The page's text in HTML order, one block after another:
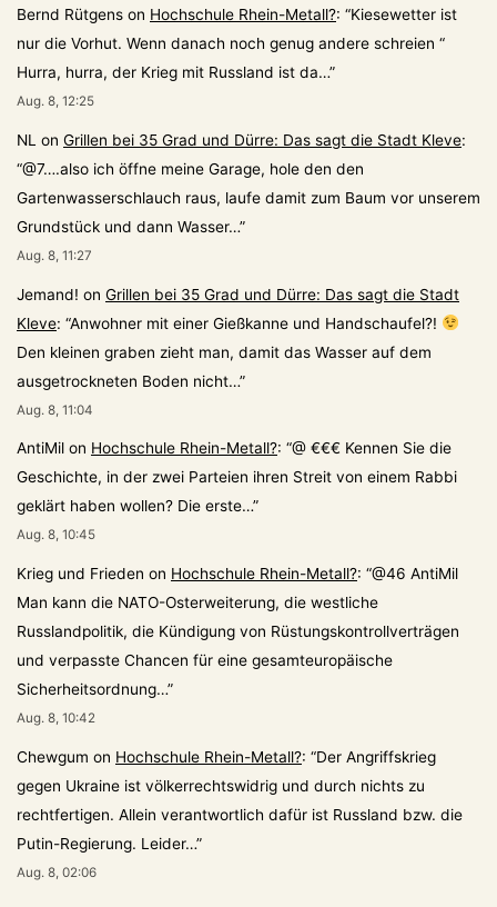
Bernd Rütgens on Hochschule Rhein-Metall?: “Kiesewetter ist
nur die Vorhut. Wenn danach noch genug andere schreien “
Hurra, hurra, der Krieg mit Russland ist da…”
Aug. 8, 12:25
NL on Grillen bei 35 Grad und Dürre: Das sagt die Stadt Kleve:
“@7….also ich öffne meine Garage, hole den den
Gartenwasserschlauch raus, laufe damit zum Baum vor unserem
Grundstück und dann Wasser…”
Aug. 8, 11:27
Jemand! on Grillen bei 35 Grad und Dürre: Das sagt die Stadt
Kleve: “Anwohner mit einer Gießkanne und Handschaufel?!
Den kleinen graben zieht man, damit das Wasser auf dem
ausgetrockneten Boden nicht…”
Aug. 8, 11:04
AntiMil on Hochschule Rhein-Metall?: “@ €€€ Kennen Sie die
Geschichte, in der zwei Parteien ihren Streit von einem Rabbi
geklärt haben wollen? Die erste…”
Aug. 8, 10:45
Krieg und Frieden on Hochschule Rhein-Metall?: “@46 AntiMil
Man kann die NATO-Osterweiterung, die westliche
Russlandpolitik, die Kündigung von Rüstungskontrollverträgen
und verpasste Chancen für eine gesamteuropäische
Sicherheitsordnung…”
Aug. 8, 10:42
Chewgum on Hochschule Rhein-Metall?: “Der Angriffskrieg
gegen Ukraine ist völkerrechtswidrig und durch nichts zu
rechtfertigen. Allein verantwortlich dafür ist Russland bzw. die
Putin-Regierung. Leider…”
Aug. 8, 02:06